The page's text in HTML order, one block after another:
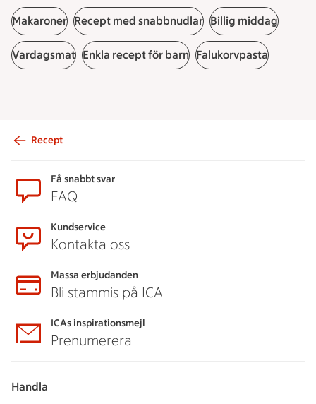
Makaroner Recept med snabbnudlar Billig middag
Vardagsmat Enkla recept för barn Falukorvpasta
Recept
Få snabbt svar
FAQ
Kundservice
Kontakta oss
Massa erbjudanden
Bli stammis på ICA
ICAs inspirationsmejl
Prenumerera
Handla